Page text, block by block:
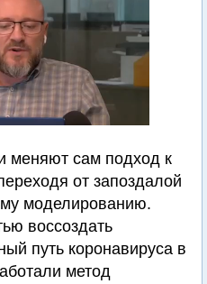
меняют сам подход к
от запоздалой
моделированию.
воссоздать
путь коронавируса в
метод